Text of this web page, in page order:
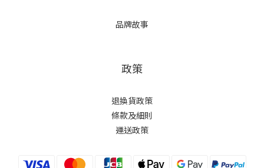
品牌故事
政策
退換貨政策
條款及細則
運送政策